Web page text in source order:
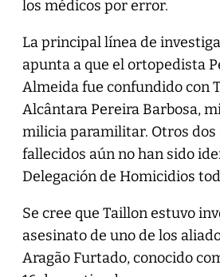
los médicos por error.
La principal línea de
apunta a que el ortopedista
Almeida fue confundido con
Alcântara Pereira Barbosa,
milicia paramilitar. Otros dos
fallecidos aún no han sido
Delegación de Homicidios
Se cree que Taillon estuvo
asesinato de uno de los
Aragão Furtado, conocido